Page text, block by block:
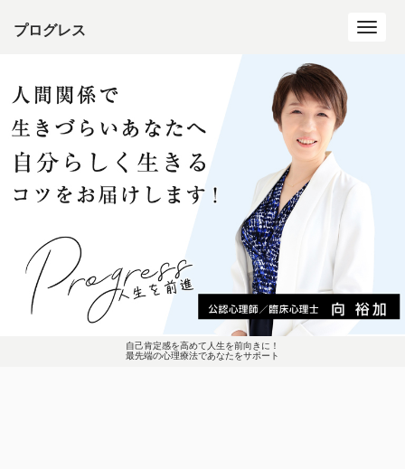
自己肯定感を高めて人生を前向きに！
最先端の心理療法であなたをサポート
プログレス